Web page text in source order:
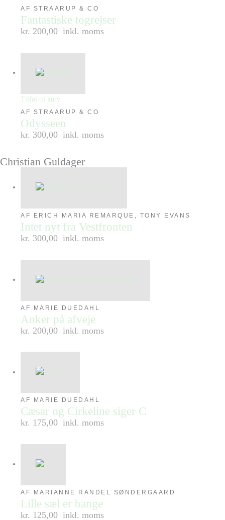
AF STRAARUP & CO
Fantastiske togrejser
kr. 200,00 inkl. moms
Tilføj til kurv
AF STRAARUP & CO
Odysseen
kr. 300,00 inkl. moms
Christian Guldager
AF ERICH MARIA REMARQUE, TONY EVANS
Intet nyt fra Vestfronten
kr. 300,00 inkl. moms
AF MARIE DUEDAHL
Anker på afveje
kr. 200,00 inkl. moms
AF MARIE DUEDAHL
Cæsar og Cirkeline siger C
kr. 175,00 inkl. moms
AF MARIANNE RANDEL SØNDERGAARD
Lille sæl er bange
kr. 125,00 inkl. moms